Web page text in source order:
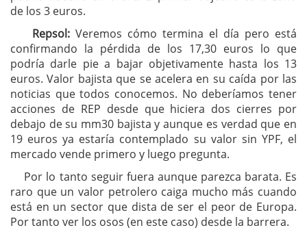
de los 3 euros.
Repsol: Veremos cómo termina el día pero está
confirmando la pérdida de los 17,30 euros lo que
podría darle pie a bajar objetivamente hasta los 13
euros. Valor bajista que se acelera en su caída por las
noticias que todos conocemos. No deberíamos tener
acciones de REP desde que hiciera dos cierres por
debajo de su mm30 bajista y aunque es verdad que en
19 euros ya estaría contemplado su valor sin YPF, el
mercado vende primero y luego pregunta.
Por lo tanto seguir fuera aunque parezca barata. Es
raro que un valor petrolero caiga mucho más cuando
está en un sector que dista de ser el peor de Europa.
Por tanto ver los osos (en este caso) desde la barrera.